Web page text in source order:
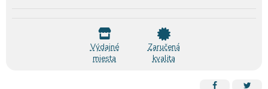
Výdajné
miesta
Zaručená
kvalita